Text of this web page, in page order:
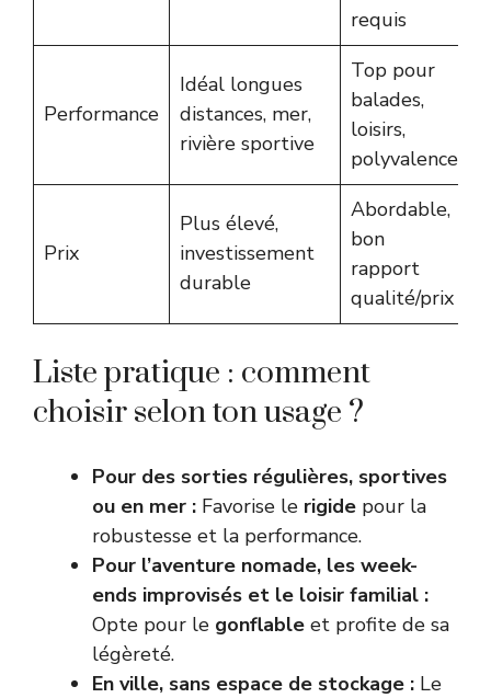
requis
Performance
Idéal longues
distances, mer,
rivière sportive
Top pour
balades,
loisirs,
polyvalence
Prix
Plus élevé,
investissement
durable
Abordable,
bon
rapport
qualité/prix
Liste pratique : comment
choisir selon ton usage ?
Pour des sorties régulières, sportives
ou en mer : Favorise le rigide pour la
robustesse et la performance.
Pour l’aventure nomade, les week-
ends improvisés et le loisir familial :
Opte pour le gonflable et profite de sa
légèreté.
En ville, sans espace de stockage : Le